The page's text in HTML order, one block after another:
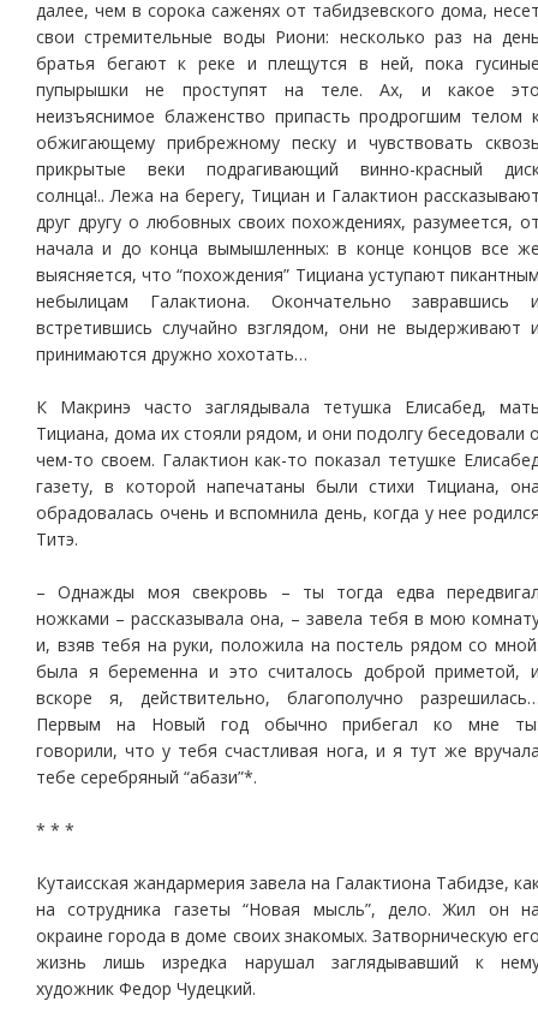
далее, чем в сорока саженях от табидзевского дома,
свои стремительные воды Риони: несколько раз на
братья бегают к реке и плещутся в ней, пока
пупырышки не проступят на теле. Ах, и какое
неизъяснимое блаженство припасть продрогшим телом
обжигающему прибрежному песку и чувствовать
прикрытые веки подрагивающий винно-красный
солнца!.. Лежа на берегу, Тициан и Галактион
друг другу о любовных своих похождениях, разумеется,
начала и до конца вымышленных: в конце концов все
выясняется, что “похождения” Тициана уступают
небылицам Галактиона. Окончательно завравшись
встретившись случайно взглядом, они не выдерживают
принимаются дружно хохотать…
К Макринэ часто заглядывала тетушка Елисабед,
Тициана, дома их стояли рядом, и они подолгу беседовали
чем-то своем. Галактион как-то показал тетушке
газету, в которой напечатаны были стихи Тициана,
обрадовалась очень и вспомнила день, когда у нее
Титэ.
– Однажды моя свекровь – ты тогда едва
ножками – рассказывала она, – завела тебя в мою
и, взяв тебя на руки, положила на постель рядом со
была я беременна и это считалось доброй приметой,
вскоре я, действительно, благополучно
Первым на Новый год обычно прибегал ко мне
говорили, что у тебя счастливая нога, и я тут же
тебе серебряный “абази”*.
* * *
Кутаисская жандармерия завела на Галактиона Табидзе,
на сотрудника газеты “Новая мысль”, дело. Жил он
окраине города в доме своих знакомых. Затворническую
жизнь лишь изредка нарушал заглядывавший к
художник Федор Чудецкий.